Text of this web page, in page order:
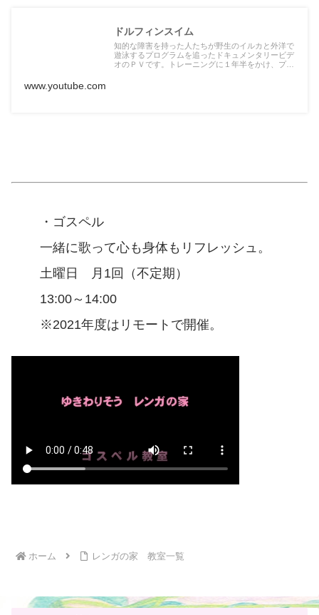
ドルフィンスイム
知的な障害を持った人たちが野生のイルカと外洋で
遊泳するプログラムを追ったドキュメンタリービデ
オのＰＶです。トレーニングに１年半をかけ、プロ
www.youtube.com
・ゴスペル
一緒に歌って心も身体もリフレッシュ。
土曜日 月1回（不定期）
13:00～14:00
※2021年度はリモートで開催。
ホーム レンガの家 教室一覧